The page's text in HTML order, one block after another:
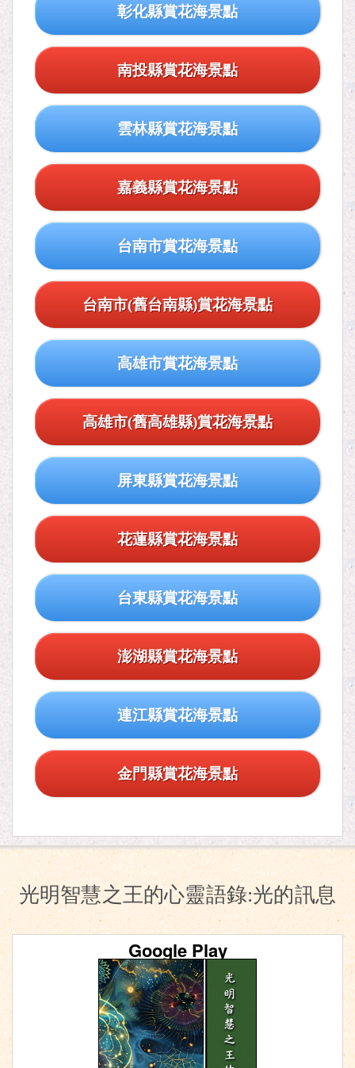
彰化縣賞花海景點
南投縣賞花海景點
雲林縣賞花海景點
嘉義縣賞花海景點
台南市賞花海景點
台南市(舊台南縣)賞花海景點
高雄市賞花海景點
高雄市(舊高雄縣)賞花海景點
屏東縣賞花海景點
花蓮縣賞花海景點
台東縣賞花海景點
澎湖縣賞花海景點
連江縣賞花海景點
金門縣賞花海景點
光明智慧之王的心靈語錄:光的訊息
Google Play